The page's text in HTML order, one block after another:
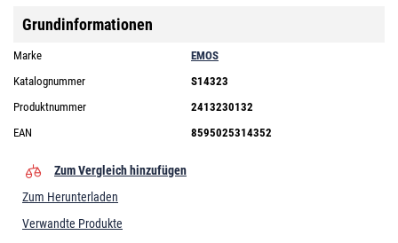
Grundinformationen
Marke
EMOS
Katalognummer
S14323
Produktnummer
2413230132
EAN
8595025314352
Zum Vergleich hinzufügen
Zum Herunterladen
Verwandte Produkte